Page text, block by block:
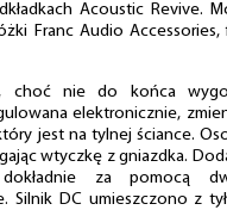
Acoustic Revive.
Franc Audio Accessories,
choć nie do końca
elektronicznie,
jest na tylnej ściance.
wtyczkę z gniazdka.
za pomocą
Silnik DC umieszczono z